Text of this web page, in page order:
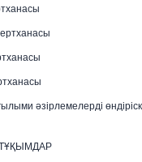
әзірлемелерді